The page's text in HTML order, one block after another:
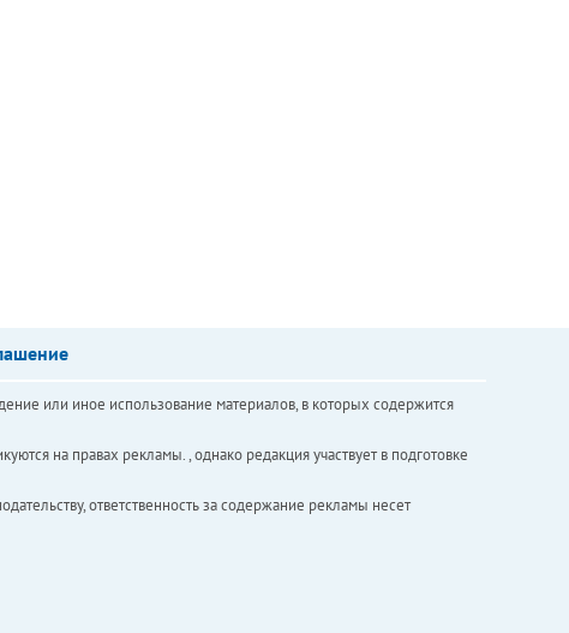
или иное использование материалов, в которых содержится
на правах рекламы. , однако редакция участвует в подготовке
ответственность за содержание рекламы несет